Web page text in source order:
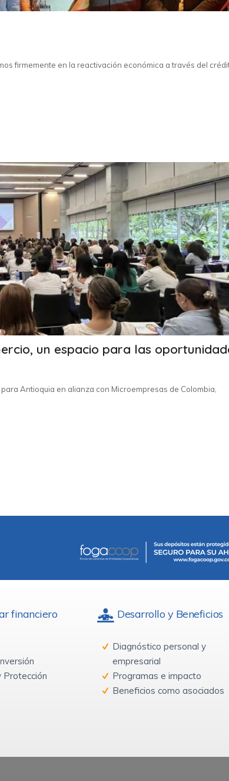
firmemente en la reactivación económica a través del
un espacio para las
Antioquia en alianza con Microempresas de Colombia,
financiero
Protección
Desarrollo y Beneficios
Diagnóstico personal y
empresarial
Programas e impacto
Beneficios como asociados